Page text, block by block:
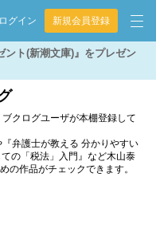
ログイン 新規会員登録
ント(新潮文庫)』をプレゼン
クログユーザが本棚登録して
弁護士が教える 分かりやすい
の「税法」入門』など木山泰
の作品がチェックできます。